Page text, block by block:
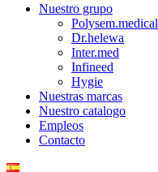
Nuestro grupo
Polysem.medical
Dr.helewa
Inter.med
Infineed
Hygie
Nuestras marcas
Nuestro catalogo
Empleos
Contacto